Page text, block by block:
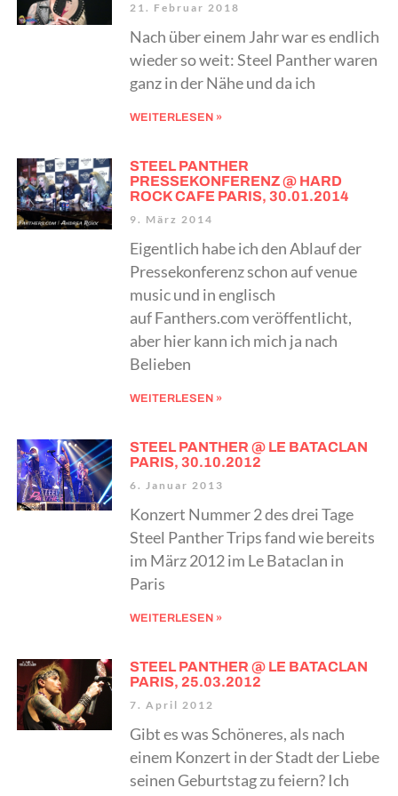
21. Februar 2018
Nach über einem Jahr war es endlich
wieder so weit: Steel Panther waren
ganz in der Nähe und da ich
WEITERLESEN »
STEEL PANTHER
PRESSEKONFERENZ @ HARD
ROCK CAFE PARIS, 30.01.2014
9. März 2014
Eigentlich habe ich den Ablauf der
Pressekonferenz schon auf venue
music und in englisch
auf Fanthers.com veröffentlicht,
aber hier kann ich mich ja nach
Belieben
WEITERLESEN »
STEEL PANTHER @ LE BATACLAN
PARIS, 30.10.2012
6. Januar 2013
Konzert Nummer 2 des drei Tage
Steel Panther Trips fand wie bereits
im März 2012 im Le Bataclan in
Paris
WEITERLESEN »
STEEL PANTHER @ LE BATACLAN
PARIS, 25.03.2012
7. April 2012
Gibt es was Schöneres, als nach
einem Konzert in der Stadt der Liebe
seinen Geburtstag zu feiern? Ich